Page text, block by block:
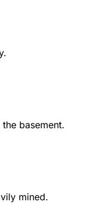
basement.
mined.